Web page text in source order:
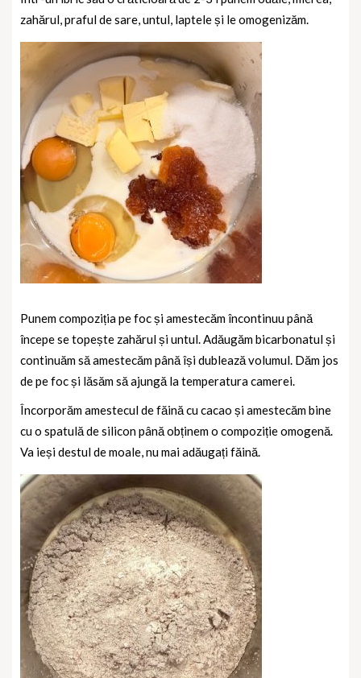
zahărul, praful de sare, untul, laptele și le omogenizăm.
Punem compoziția pe foc și amestecăm încontinuu până
începe se topește zahărul și untul. Adăugăm bicarbonatul și
continuăm să amestecăm până își dublează volumul. Dăm jos
de pe foc și lăsăm să ajungă la temperatura camerei.
Încorporăm amestecul de făină cu cacao și amestecăm bine
cu o spatulă de silicon până obținem o compoziție omogenă.
Va ieși destul de moale, nu mai adăugați făină.